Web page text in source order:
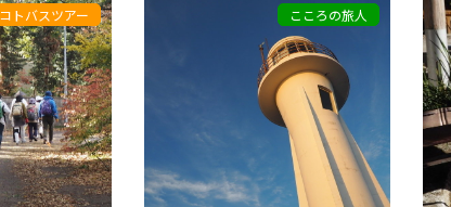
コトバスツアー こころの旅人